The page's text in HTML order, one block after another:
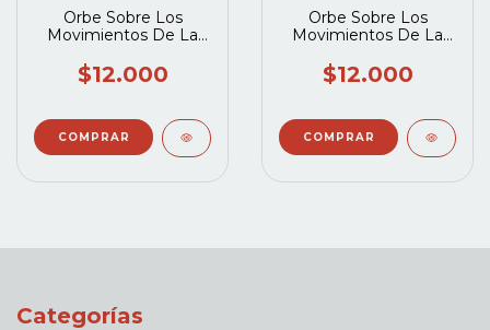
Orbe Sobre Los
Movimientos De La
$12.000
Orbe Sobre Los
Movimientos De La
$12.000
Categorías